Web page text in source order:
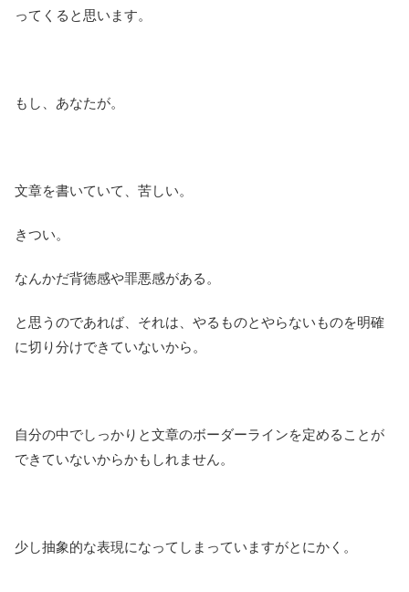
ってくると思います。
もし、あなたが。
文章を書いていて、苦しい。
きつい。
なんかだ背徳感や罪悪感がある。
と思うのであれば、それは、やるものとやらないものを明確
に切り分けできていないから。
自分の中でしっかりと文章のボーダーラインを定めることが
できていないからかもしれません。
少し抽象的な表現になってしまっていますがとにかく。